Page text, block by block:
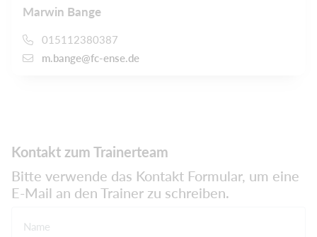
Marwin Bange
015112380387
m.bange@fc-ense.de
Kontakt zum Trainerteam
Bitte verwende das Kontakt Formular, um eine
E-Mail an den Trainer zu schreiben.
Name